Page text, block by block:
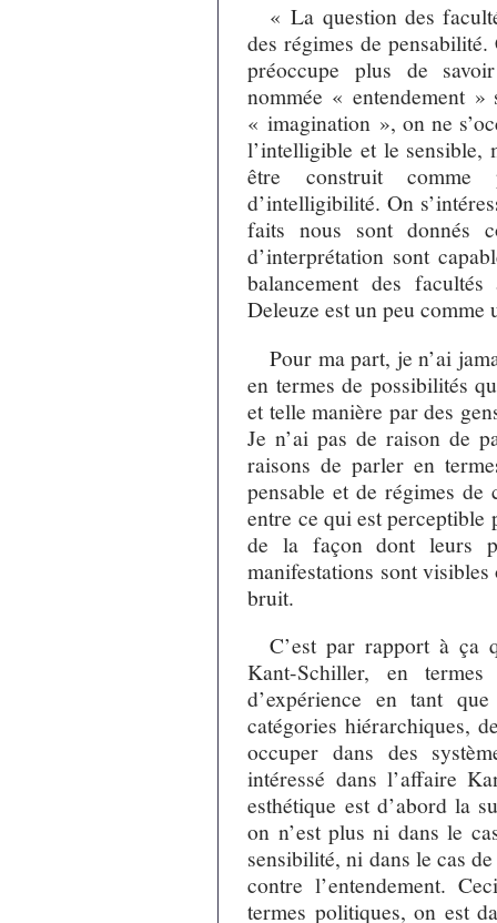
« La question des
des régimes de
préoccupe plus de
nommée « entendement »
« imagination », on ne
l’intelligible et le sensible,
être construit comme
d’intelligibilité. On
faits nous sont donnés
d’interprétation sont
balancement des
Deleuze est un peu
Pour ma part, je n’ai
en termes de possibilités
et telle manière par des
Je n’ai pas de raison de
raisons de parler en
pensable et de régimes de
entre ce qui est perceptible
de la façon dont leurs
manifestations sont
bruit.
C’est par rapport à ça
Kant-Schiller, en
d’expérience en tant
catégories hiérarchiques,
occuper dans des
intéressé dans l’affaire
esthétique est d’abord la
on n’est plus ni dans le
sensibilité, ni dans le cas
contre l’entendement.
termes politiques, on est